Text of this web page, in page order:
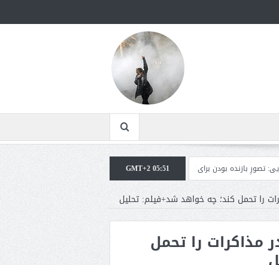
بودن برای ترامپ غیرقابل‌تحمل است+فیلم: تحلیل
مقامات آمریکایی: برخی
GMT+2 05:51
را تحمل کند؛ چه خواهد شد+فیلم: تحلیل
مذاکرات را تحمل